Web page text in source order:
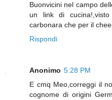
Buonvicini nel campo
un link di
carbonara che per il
Rispondi
Anonimo 5:28 PM
E cmq Meo,correggi il
cognome di origini